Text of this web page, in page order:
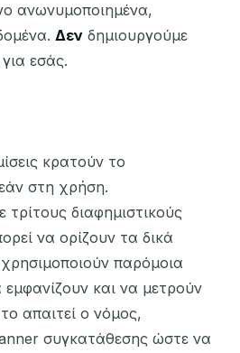
ανωνυμοποιημένα,
Δεν δημιουργούμε
εσάς.
κρατούν το
στη χρήση.
διαφημιστικούς
να ορίζουν τα δικά
παρόμοια
εμφανίζουν και να μετρούν
απαιτεί ο νόμος,
συγκατάθεσης ώστε να